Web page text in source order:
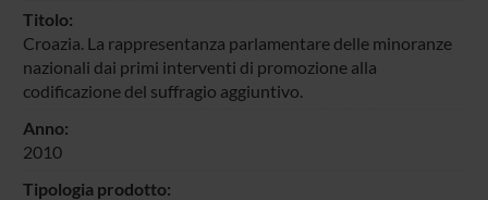
Titolo:
Croazia. La rappresentanza parlamentare delle minoranze
nazionali dai primi interventi di promozione alla
codificazione del suffragio aggiuntivo.
Anno:
2010
Tipologia prodotto: